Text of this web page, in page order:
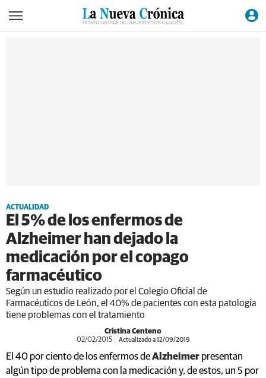
ACTUALIDAD
El 5% de los enfermos de
Alzheimer han dejado la
medicación por el copago
farmacéutico
Según un estudio realizado por el Colegio Oficial de
Farmacéuticos de León, el 40% de pacientes con esta patología
tiene problemas con el tratamiento
Cristina Centeno
02/02/2015 Actualizado a 12/09/2019
El 40 por ciento de los enfermos deAlzheimer presentan
algún tipo de problema con la medicación y, de estos, un 5 por